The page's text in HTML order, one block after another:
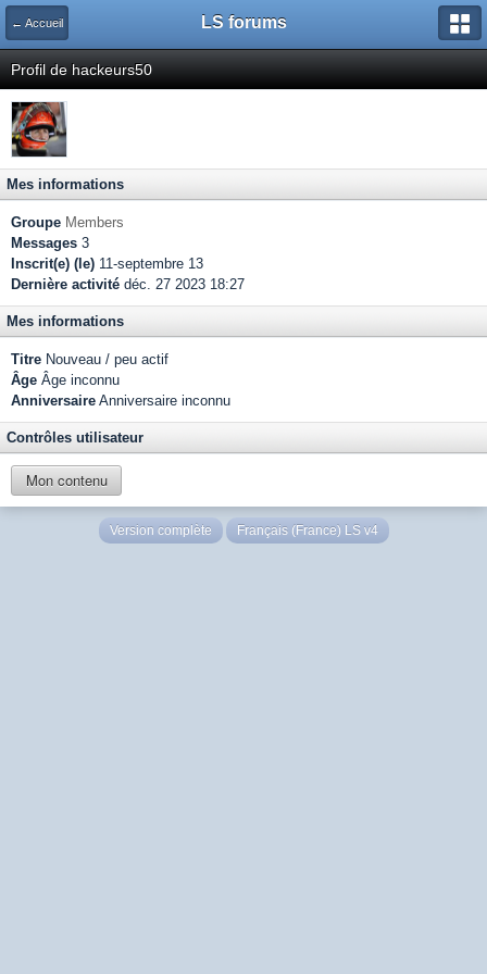
← Accueil LS forums
Profil de hackeurs50
Mes informations
Groupe Members
Messages 3
Inscrit(e) (le) 11-septembre 13
Dernière activité déc. 27 2023 18:27
Mes informations
Titre Nouveau / peu actif
Âge Âge inconnu
Anniversaire Anniversaire inconnu
Contrôles utilisateur
Mon contenu
Version complète Français (France) LS v4